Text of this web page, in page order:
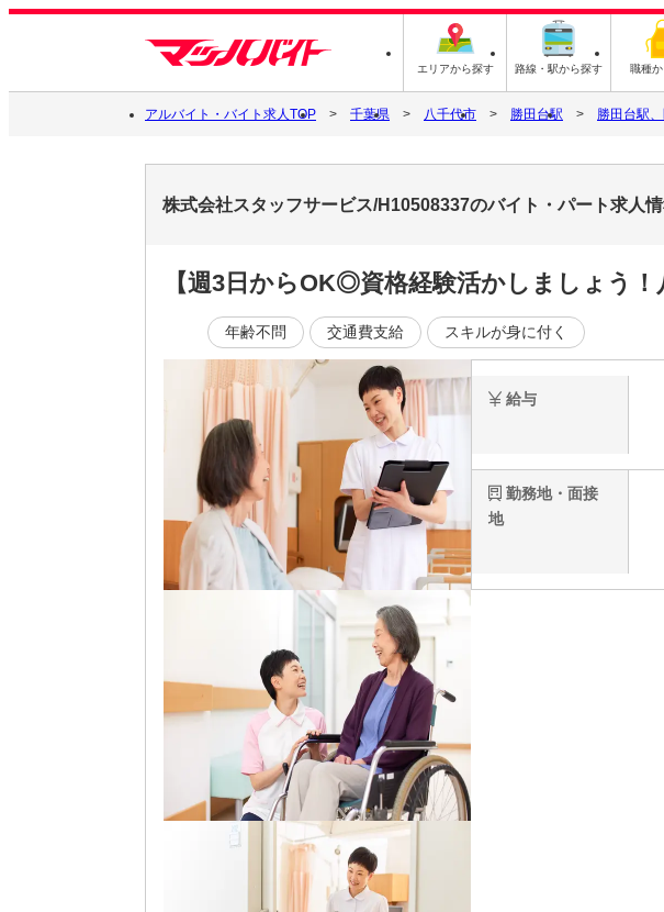
エリアから探す 路線・駅から探す 職種
アルバイト・バイト求人TOP 千葉県 八千代市 勝田台駅 勝田台駅
株式会社スタッフサービス/H10508337のバイト・パート求人
【週3日からOK◎資格経験活かしましょう
年齢不問 交通費支給 スキルが身に付く
給与
勤務地・面接
地